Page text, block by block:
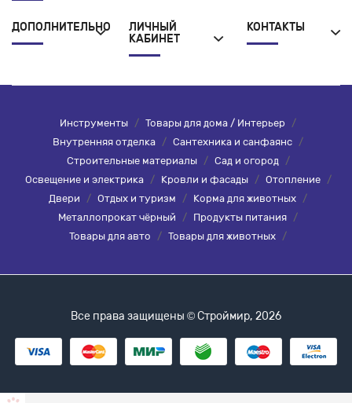
ДОПОЛНИТЕЛЬНО
ЛИЧНЫЙ
КАБИНЕТ
КОНТАКТЫ
Инструменты / Товары для дома / Интерьер /
Внутренняя отделка / Сантехника и санфаянс /
Строительные материалы
/ Сад и огород
/
Освещение и электрика
/ Кровли и фасады / Отопление
/
Двери
/ Отдых и туризм / Корма для животных /
Металлопрокат чёрный
/ Продукты питания /
Товары для авто
/ Товары для животных /
Все права защищены © Строймир, 2026